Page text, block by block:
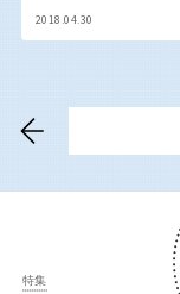
長崎
鹿児島
2018.04.30
特集